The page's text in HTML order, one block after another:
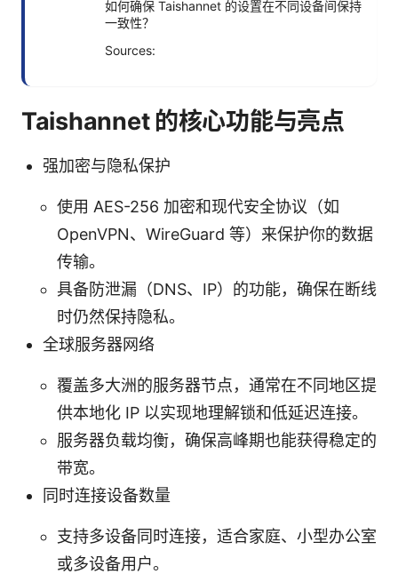
如何确保 Taishannet 的设置在不同设备间保持
一致性？
Sources:
Taishannet 的核心功能与亮点
强加密与隐私保护
使用 AES-256 加密和现代安全协议（如
OpenVPN、WireGuard 等）来保护你的数据
传输。
具备防泄漏（DNS、IP）的功能，确保在断线
时仍然保持隐私。
全球服务器网络
覆盖多大洲的服务器节点，通常在不同地区提
供本地化 IP 以实现地理解锁和低延迟连接。
服务器负载均衡，确保高峰期也能获得稳定的
带宽。
同时连接设备数量
支持多设备同时连接，适合家庭、小型办公室
或多设备用户。